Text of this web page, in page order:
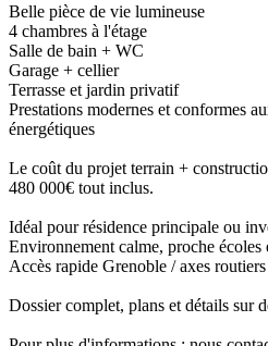
Belle pièce de vie lumineuse
4 chambres à l'étage
Salle de bain + WC
Garage + cellier
Terrasse et jardin privatif
Prestations modernes et conformes
énergétiques
Le coût du projet terrain +
480 000€ tout inclus.
Idéal pour résidence principale ou
Environnement calme, proche écoles
Accès rapide Grenoble / axes routiers
Dossier complet, plans et détails sur